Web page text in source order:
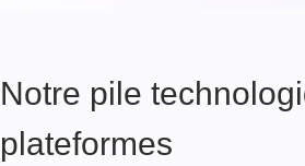
Notre pile
plateformes